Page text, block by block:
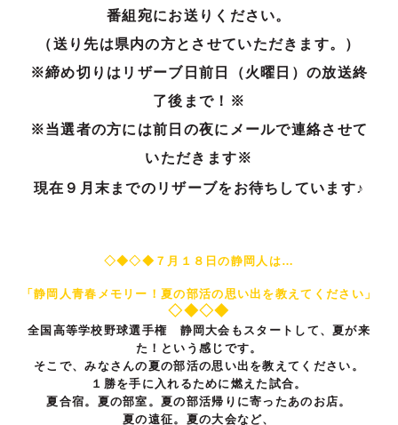
番組宛にお送りください。
（送り先は県内の方とさせていただきます。）
※締め切りはリザーブ日前日（火曜日）の放送終
了後まで！※
※当選者の方には前日の夜にメールで連絡させて
いただきます※
現在９ 月末までのリザーブをお待ちしています♪
◇◆◇◆７月１８日の静岡人は…
「静岡人青春メモリー！夏の部活の思い出を教えてください 」
◇◆◇◆
全国高等学校野球選手権 静岡大会もスタートして、夏が来
た！という感じです。
そこで、みなさんの夏の部活の思い出を教えてください。
１勝を手に入れるために燃えた試合。
夏合宿。夏の部室。夏の部活帰りに寄ったあのお店。
夏の遠征。夏の大会など、